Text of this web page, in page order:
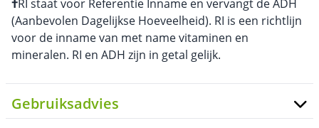
†RI staat voor Referentie Inname en vervangt de ADH
(Aanbevolen Dagelijkse Hoeveelheid). RI is een richtlijn
voor de inname van met name vitaminen en
mineralen. RI en ADH zijn in getal gelijk.
Gebruiksadvies